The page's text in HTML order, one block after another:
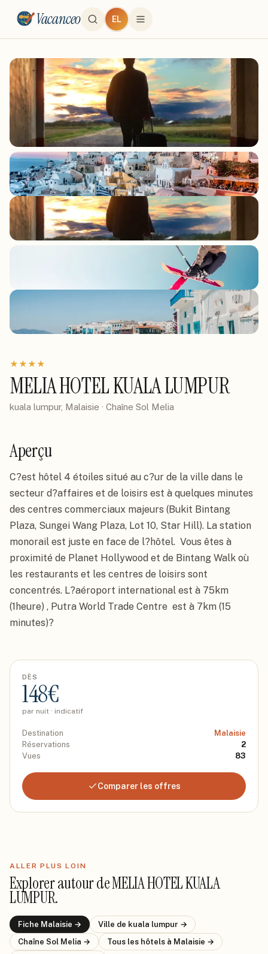
Vacanceo EL
★★★★
MELIA HOTEL KUALA LUMPUR
kuala lumpur, Malaisie · Chaîne Sol Melia
Aperçu
C?est hôtel 4 étoiles situé au c?ur de la ville dans le
secteur d?affaires et de loisirs est à quelques minutes
des centres commerciaux majeurs (Bukit Bintang
Plaza, Sungei Wang Plaza, Lot 10, Star Hill). La station
monorail est juste en face de l?hôtel.  Vous êtes à
proximité de Planet Hollywood et de Bintang Walk où
les restaurants et les centres de loisirs sont
concentrés. L?aéroport international est à 75km
(1heure) , Putra World Trade Centre  est à 7km (15
minutes)?
DÈS
148€
par nuit · indicatif
Destination
Malaisie
Réservations
2
Vues
83
Comparer les offres
ALLER PLUS LOIN
Explorer autour deMELIA HOTEL KUALA
LUMPUR.
Fiche Malaisie → Ville de kuala lumpur →
Chaîne Sol Melia → Tous les hôtels à Malaisie →